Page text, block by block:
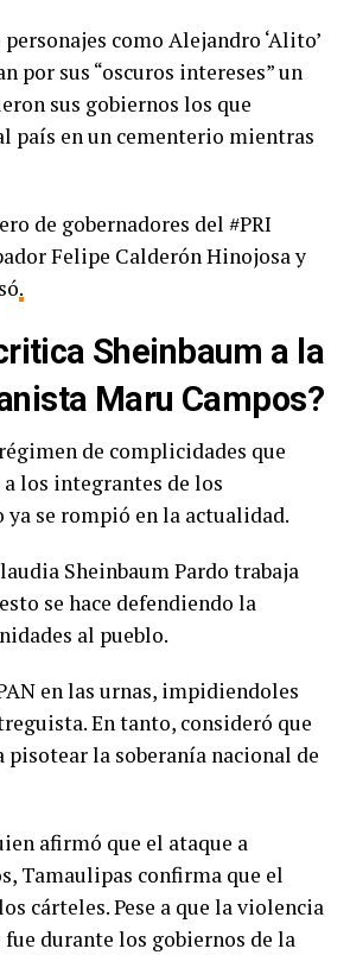
como Alejandro ‘Alito’
por sus “oscuros intereses” un
sus gobiernos los que
país en un cementerio mientras
de gobernadores del #PRI
Felipe Calderón Hinojosa y
.
Sheinbaum a la
Maru Campos?
de complicidades que
los integrantes de los
se rompió en la actualidad.
Sheinbaum Pardo trabaja
se hace defendiendo la
al pueblo.
en las urnas, impidiendoles
En tanto, consideró que
la soberanía nacional de
afirmó que el ataque a
Tamaulipas confirma que el
cárteles. Pese a que la violencia
durante los gobiernos de la